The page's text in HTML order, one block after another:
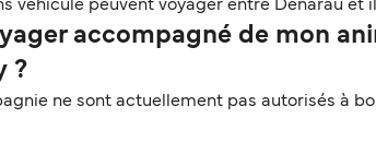
véhicule peuvent voyager entre Denarau et
accompagné de mon
?
ne sont actuellement pas autorisés à